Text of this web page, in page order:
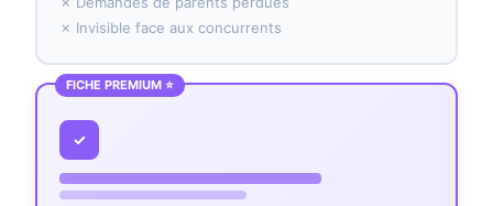
✗ Invisible face aux concurrents
FICHE PREMIUM ⭐
✓